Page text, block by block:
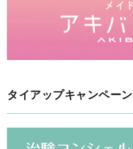
タイアップキャンペーン